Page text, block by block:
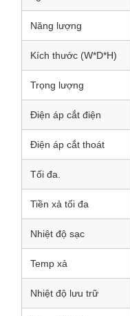
Năng lượng
Kích thước (W*D*H)
Trọng lượng
Điện áp cắt điện
Điện áp cắt thoát
Tối đa.
Tiền xả tối đa
Nhiệt độ sạc
Temp xả
Nhiệt độ lưu trữ